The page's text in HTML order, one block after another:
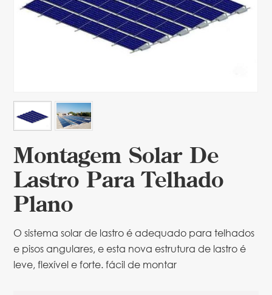
Montagem Solar De
Lastro Para Telhado
Plano
O sistema solar de lastro é adequado para telhados
e pisos angulares, e esta nova estrutura de lastro é
leve, flexível e forte. fácil de montar